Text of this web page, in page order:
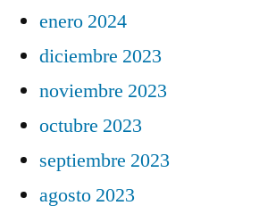
enero 2024
diciembre 2023
noviembre 2023
octubre 2023
septiembre 2023
agosto 2023